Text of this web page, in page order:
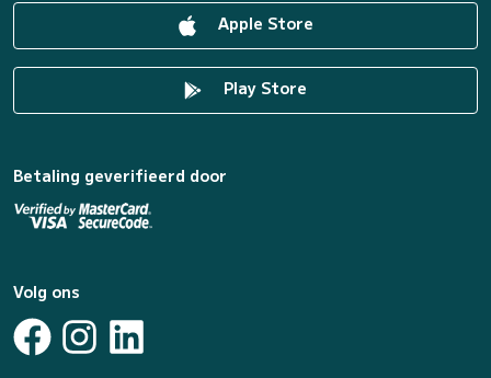
Apple Store
Play Store
Betaling geverifieerd door
Volg ons